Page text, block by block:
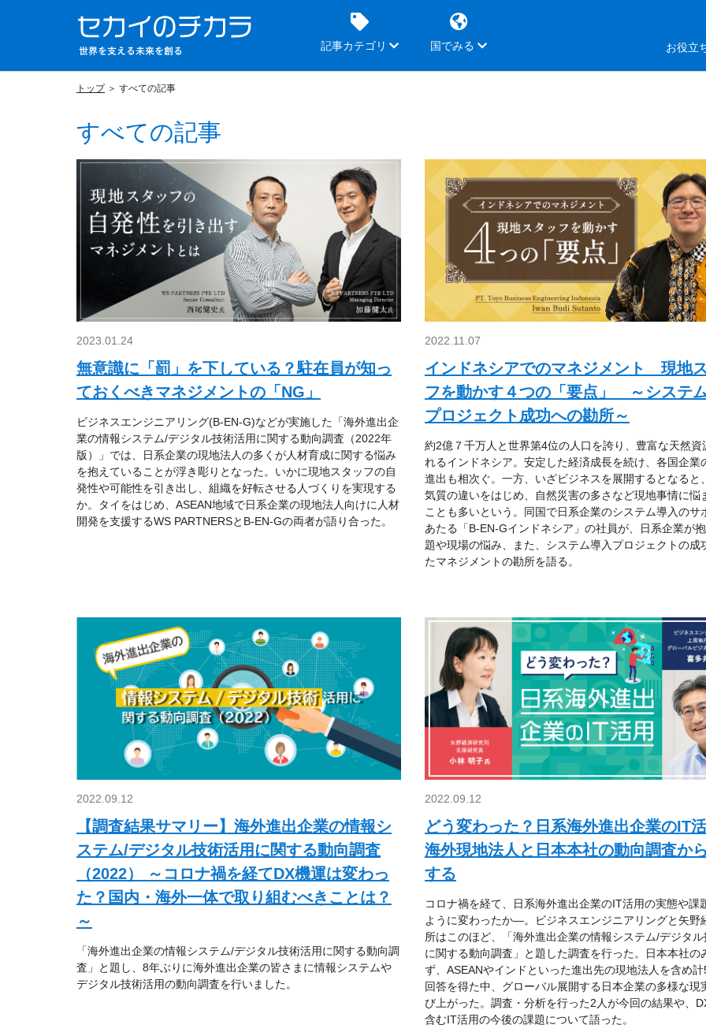
記事カテゴリ 国でみる お役立
トップ すべての記事
すべての記事
2023.01.24
無意識に「罰」を下している？駐在員が知っ
ておくべきマネジメントの「NG」
ビジネスエンジニアリング(B-EN-G)などが実施した「海外進出企
業の情報システム/デジタル技術活用に関する動向調査（2022年
版）」では、日系企業の現地法人の多くが人材育成に関する悩み
を抱えていることが浮き彫りとなった。いかに現地スタッフの自
発性や可能性を引き出し、組織を好転させる人づくりを実現する
か。タイをはじめ、ASEAN地域で日系企業の現地法人向けに人材
開発を支援するWS PARTNERSとB-EN-Gの両者が語り合った。
2022.11.07
インドネシアでのマネジメント 現地
フを動かす４つの「要点」 ～システ
プロジェクト成功への勘所～
約2億７千万人と世界第4位の人口を誇り、豊富な天然資
れるインドネシア。安定した経済成長を続け、各国企業
進出も相次ぐ。一方、いざビジネスを展開するとなると
気質の違いをはじめ、自然災害の多さなど現地事情に悩
ことも多いという。同国で日系企業のシステム導入のサ
あたる「B-EN-Gインドネシア」の社員が、日系企業が
題や現場の悩み、また、システム導入プロジェクトの成
たマネジメントの勘所を語る。
2022.09.12
【調査結果サマリー】海外進出企業の情報シ
ステム/デジタル技術活用に関する動向調査
（2022） ～コロナ禍を経てDX機運は変わっ
た？国内・海外一体で取り組むべきことは？
～
「海外進出企業の情報システム/デジタル技術活用に関する動向調
査」と題し、8年ぶりに海外進出企業の皆さまに情報システムや
デジタル技術活用の動向調査を行いました。
2022.09.12
どう変わった？日系海外進出企業の
海外現地法人と日本本社の動向調査か
する
コロナ禍を経て、日系海外進出企業のIT活用の実態や課
ように変わったか―。ビジネスエンジニアリングと矢野
所はこのほど、「海外進出企業の情報システム/デジタ
に関する動向調査」と題した調査を行った。日本本社の
ず、ASEANやインドといった進出先の現地法人を含め
回答を得た中、グローバル展開する日本企業の多様な現
び上がった。調査・分析を行った2人が今回の結果や、
含むIT活用の今後の課題について語った。